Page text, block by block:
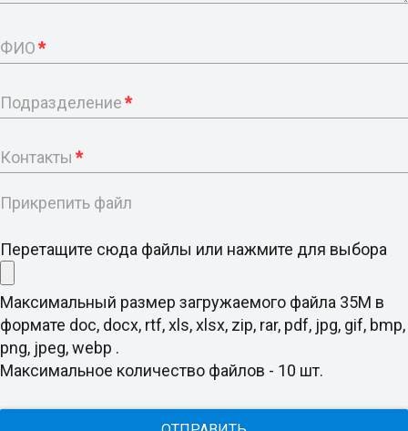
ФИО*
Подразделение*
Контакты *
Прикрепить файл
Перетащите сюда файлы или нажмите для выбора
Максимальный размер загружаемого файла 35M в
формате doc, docx, rtf, xls, xlsx, zip, rar, pdf, jpg, gif, bmp,
png, jpeg, webp .
Максимальное количество файлов - 10 шт.